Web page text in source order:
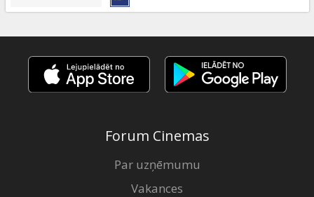
Forum Cinemas
Par uzņēmumu
Vakances